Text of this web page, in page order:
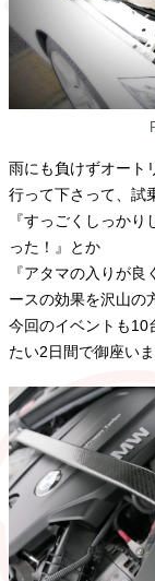
雨にも負けずオート
行って下さって、試
『すっごくしっか
った！』とか
『アタマの入りが
ースの効果を沢山の
今回のイベントも10
たい2日間で御座いま